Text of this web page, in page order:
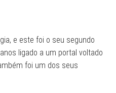
e este foi o seu segundo
ligado a um portal voltado
foi um dos seus